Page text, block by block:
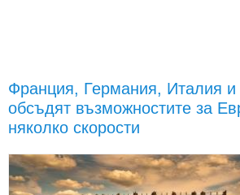
Франция, Германия, Италия
обсъдят възможностите за
няколко скорости